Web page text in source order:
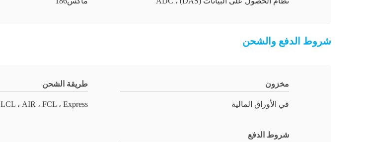
شروط الدفع والشحن
مخزون
في الأوراق المالية
طريقة الشحن
LCL ، AIR ، FCL ، Express
شروط الدفع